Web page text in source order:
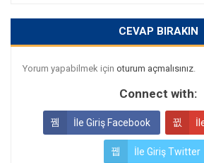
CEVAP BIRAKIN
Yorum yapabilmek için oturum açmalısınız
Connect with:
İle Giriş Facebook
İle Giriş Twitter